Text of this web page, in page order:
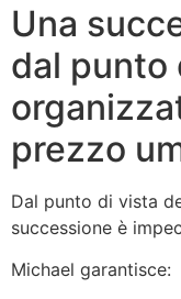
Una
dal punto
prezzo
Dal punto di vista
successione è
Michael garantisce: